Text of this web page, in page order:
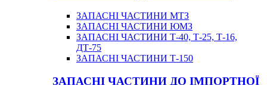
ЗАПАСНІ ЧАСТИНИ МТЗ
ЗАПАСНІ ЧАСТИНИ ЮМЗ
ЗАПАСНІ ЧАСТИНИ Т-40, Т-25, Т-16,
ДТ-75
ЗАПАСНІ ЧАСТИНИ Т-150
ЗАПАСНІ ЧАСТИНИ ДО ІМПОРТНОЇ